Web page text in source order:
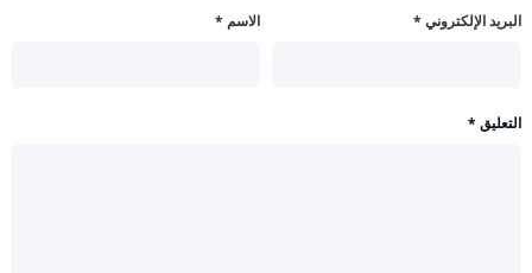
الاسم * البريد الإلكتروني *
التعليق *